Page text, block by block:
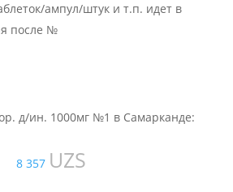
ампул/штук и т.п. идет в
после №
д/ин. 1000мг №1 в Самарканде:
8 357 UZS